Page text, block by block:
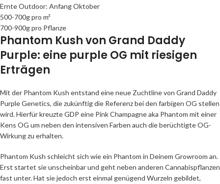
Ernte Outdoor: Anfang Oktober
500-700g pro m²
700-900g pro Pflanze
Phantom Kush von Grand Daddy
Purple: eine purple OG mit riesigen
Erträgen
Mit der Phantom Kush entstand eine neue Zuchtline von Grand Daddy
Purple Genetics, die zukünftig die Referenz bei den farbigen OG stellen
wird. Hierfür kreuzte GDP eine Pink Champagne aka Phantom mit einer
Kens OG um neben den intensiven Farben auch die berüchtigte OG-
Wirkung zu erhalten.
Phantom Kush schleicht sich wie ein Phantom in Deinem Growroom an.
Erst startet sie unscheinbar und geht neben anderen Cannabispflanzen
fast unter. Hat sie jedoch erst einmal genügend Wurzeln gebildet,